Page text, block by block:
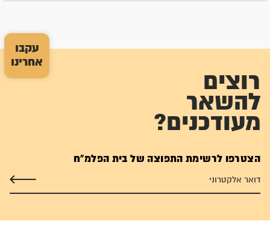
עקבו
אחרינו
רוצים
להשאר
מעודכנים?
הצטרפו לרשימת התפוצה של בית הפלמ"ח